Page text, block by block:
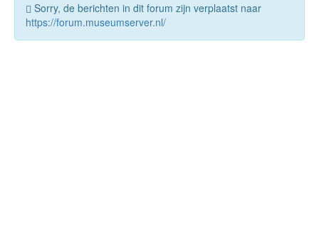
Sorry, de berichten in dit forum zijn verplaatst naar
https://forum.museumserver.nl/